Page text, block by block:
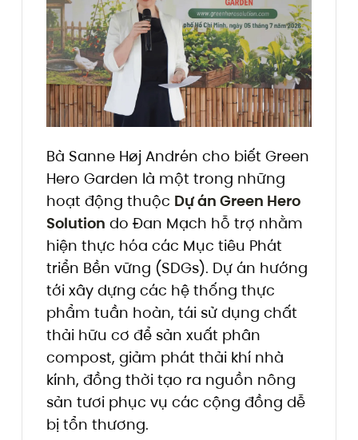
Bà Sanne Høj Andrén cho biết Green
Hero Garden là một trong những
hoạt động thuộc Dự án Green Hero
Solution do Đan Mạch hỗ trợ nhằm
hiện thực hóa các Mục tiêu Phát
triển Bền vững (SDGs). Dự án hướng
tới xây dựng các hệ thống thực
phẩm tuần hoàn, tái sử dụng chất
thải hữu cơ để sản xuất phân
compost, giảm phát thải khí nhà
kính, đồng thời tạo ra nguồn nông
sản tươi phục vụ các cộng đồng dễ
bị tổn thương.